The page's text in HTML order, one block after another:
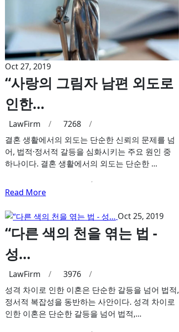
Oct 27, 2019
“사랑의 그림자 남편 외도로
인한…
LawFirm / 7268
/
결혼 생활에서의 외도는 단순한 신뢰의 문제를 넘
어, 법적·정서적 갈등을 심화시키는 주요 원인 중
하나이다. 결혼 생활에서의 외도는 단순한 ...
Read More
Oct 25, 2019
“다른 색의 천을 엮는 법 -
성…
LawFirm / 3976
/
성격 차이로 인한 이혼은 단순한 갈등을 넘어 법적,
정서적 복잡성을 동반하는 사안이다. 성격 차이로
인한 이혼은 단순한 갈등을 넘어 법적,...